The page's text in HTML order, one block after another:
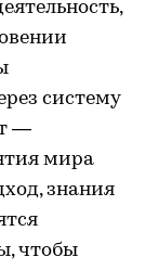
систему
—
мира
знания
чтобы